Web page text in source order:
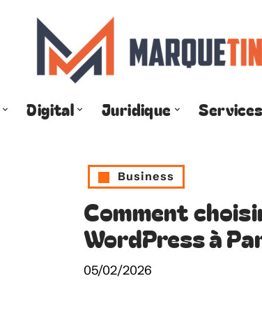
Digital Juridique Services
Business
Comment
WordPress à
05/02/2026